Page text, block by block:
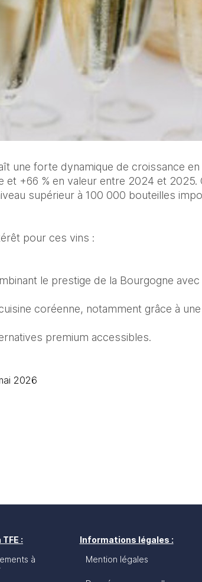
une forte dynamique de croissance
et +66 % en valeur entre 2024 et 2025.
supérieur à 100 000 bouteilles
pour ces vins :
le prestige de la Bourgogne
coréenne, notamment grâce à
premium accessibles.
2026
:
à
Informations légales :
Mention légales